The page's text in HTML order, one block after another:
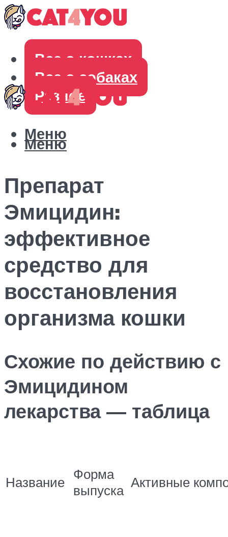
Все о кошках
Все о собаках
Разное
Меню
Меню
Препарат
Эмицидин:
эффективное
средство для
восстановления
организма кошки
Схожие по действию с
Эмицидином
лекарства — таблица
Название Форма
выпуска Активные